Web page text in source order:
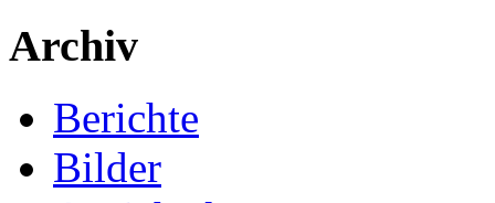
Archiv
Berichte
Bilder